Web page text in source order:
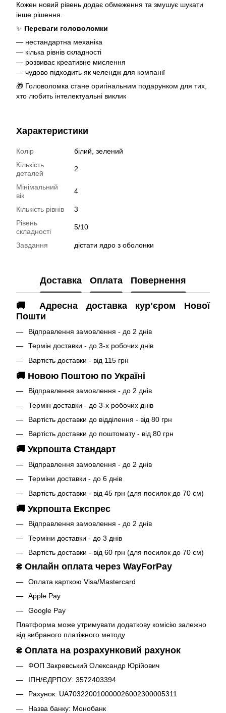
Кожен новий рівень додає обмеження та змушує шукати
інше рішення.
✨ Переваги головоломки
— нестандартна механіка
— кілька рівнів складності
— розвиває креативне мислення
— чудово підходить як челендж для компанії
🎁 Головоломка стане оригінальним подарунком для тих,
хто любить інтелектуальні виклик
Характеристики
Колір
білий, зелений
Кількість
деталей
2
Мінімальний
вік
4
Кількість рівнів
3
Рівень
складності
5/10
Завдання дістати ядро з оболонки
Доставка Оплата Повернення
🚚 Адресна доставка курʼєром Нової
Пошти
Відправлення замовлення - до 2 днів
Термін доставки - до 3-х робочих днів
Вартість доставки - від 115 грн
🚚 Новою Поштою по Україні
Відправлення замовлення - до 2 днів
Термін доставки - до 3-х робочих днів
Вартість доставки до відділення - від 80 грн
Вартість доставки до поштомату - від 80 грн
🚚 Укрпошта Стандарт
Відправлення замовлення - до 2 днів
Терміни доставки - до 6 днів
Вартість доставки - від 45 грн (для посилок до 70 см)
🚚 Укрпошта Експрес
Відправлення замовлення - до 2 днів
Терміни доставки - до 3 днів
Вартість доставки - від 60 грн (для посилок до 70 см)
₴ Онлайн оплата через WayForPay
Оплата карткою Visa/Mastercard
Apple Pay
Google Pay
Платформа може утримувати додаткову комісію залежно
від вибраного платіжного методу
₴ Оплата на розрахунковий рахунок
ФОП Закревський Олександр Юрійович
ІПН/ЄДРПОУ: 3572403394
Рахунок: UA703220010000026002300005311
Назва банку: Монобанк